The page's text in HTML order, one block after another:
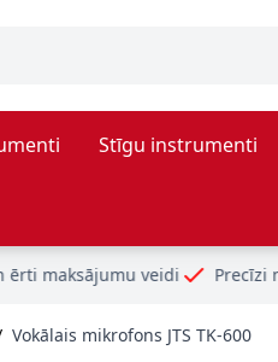
Stīgu instrumenti
Precīzi noliktavas atlikumi
Vokālais mikrofons JTS TK-600